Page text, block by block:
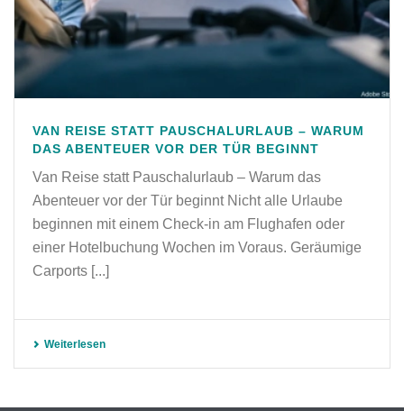
VAN REISE STATT PAUSCHALURLAUB – WARUM
DAS ABENTEUER VOR DER TÜR BEGINNT
Van Reise statt Pauschalurlaub – Warum das
Abenteuer vor der Tür beginnt Nicht alle Urlaube
beginnen mit einem Check-in am Flughafen oder
einer Hotelbuchung Wochen im Voraus. Geräumige
Carports [...]
Weiterlesen